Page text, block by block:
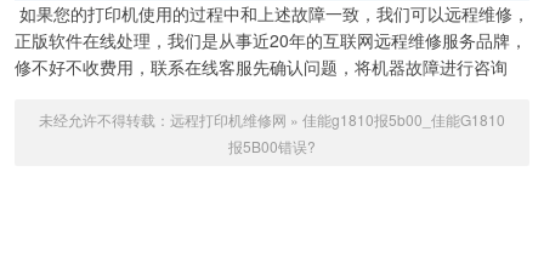
如果您的打印机使用的过程中和上述故障一致，我们可以远程维修，
正版软件在线处理，我们是从事近20年的互联网远程维修服务品牌，
修不好不收费用，联系在线客服先确认问题，将机器故障进行咨询
未经允许不得转载： 远程打印机维修网 » 佳能g1810报5b00_佳能G1810
报5B00错误?